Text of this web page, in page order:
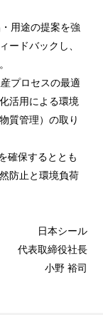
用途の提案を強
ードバックし、
プロセスの最適
活用による環境
質管理）の取り
確保するととも
防止と環境負荷
日本シール
代表取締役社長
小野 裕司